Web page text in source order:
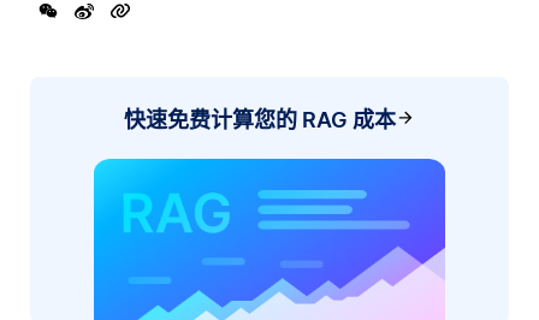
快速免费计算您的 RAG 成本